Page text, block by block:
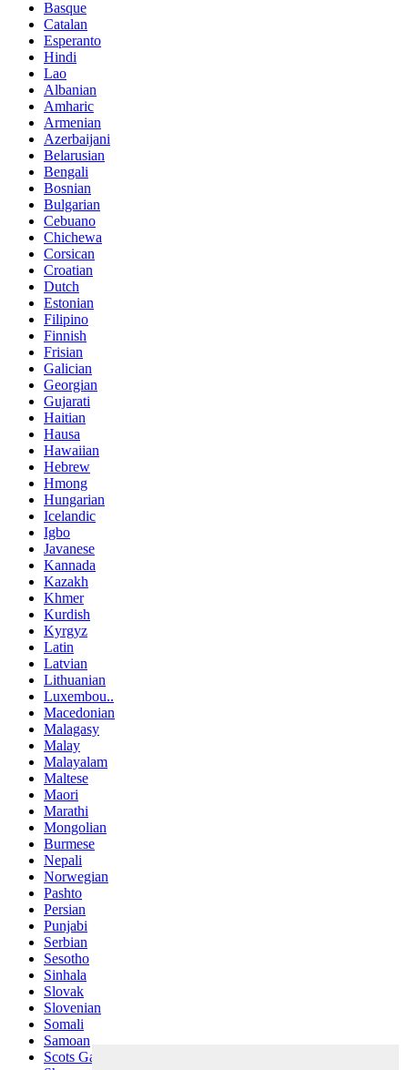
Basque
Catalan
Esperanto
Hindi
Lao
Albanian
Amharic
Armenian
Azerbaijani
Belarusian
Bengali
Bosnian
Bulgarian
Cebuano
Chichewa
Corsican
Croatian
Dutch
Estonian
Filipino
Finnish
Frisian
Galician
Georgian
Gujarati
Haitian
Hausa
Hawaiian
Hebrew
Hmong
Hungarian
Icelandic
Igbo
Javanese
Kannada
Kazakh
Khmer
Kurdish
Kyrgyz
Latin
Latvian
Lithuanian
Luxembou..
Macedonian
Malagasy
Malay
Malayalam
Maltese
Maori
Marathi
Mongolian
Burmese
Nepali
Norwegian
Pashto
Persian
Punjabi
Serbian
Sesotho
Sinhala
Slovak
Slovenian
Somali
Samoan
Scots Gaelic